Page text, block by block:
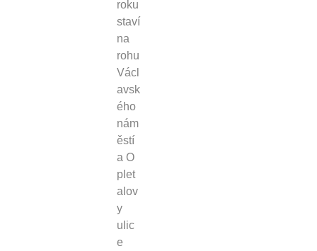
roku
staví
na
rohu
Václ
avsk
ého
nám
ěstí
a O
plet
alov
y
ulic
e